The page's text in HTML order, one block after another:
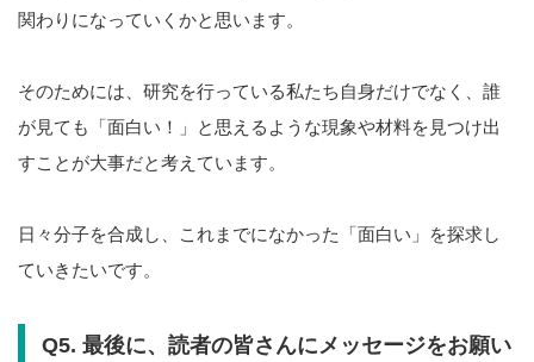
関わりになっていくかと思います。
そのためには、研究を行っている私たち自身だけでなく、誰
が見ても「面白い！」と思えるような現象や材料を見つけ出
すことが大事だと考えています。
日々分子を合成し、これまでになかった「面白い」を探求し
ていきたいです。
Q5. 最後に、読者の皆さんにメッセージをお願い